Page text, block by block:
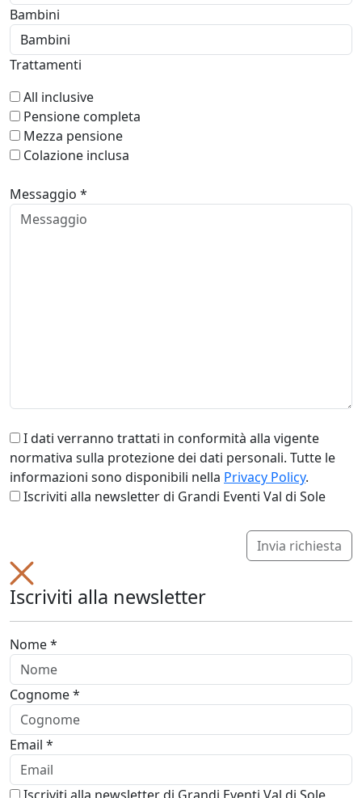
Bambini
Trattamenti
All inclusive
Pensione completa
Mezza pensione
Colazione inclusa
Messaggio *
I dati verranno trattati in conformità alla vigente
normativa sulla protezione dei dati personali. Tutte le
informazioni sono disponibili nella Privacy Policy.
Iscriviti alla newsletter di Grandi Eventi Val di Sole
Invia richiesta
Iscriviti alla newsletter
Nome *
Cognome *
Email *